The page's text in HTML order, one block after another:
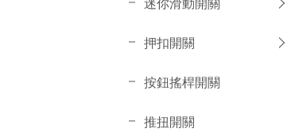
押扣開關
按鈕搖桿開關
推扭開關